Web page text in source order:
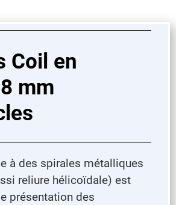
Coil en
mm
à des spirales métalliques
reliure hélicoïdale) est
présentation des